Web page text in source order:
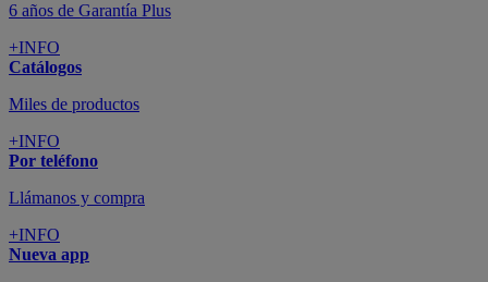
6 años de Garantía Plus
+INFO
Catálogos
Miles de productos
+INFO
Por teléfono
Llámanos y compra
+INFO
Nueva app